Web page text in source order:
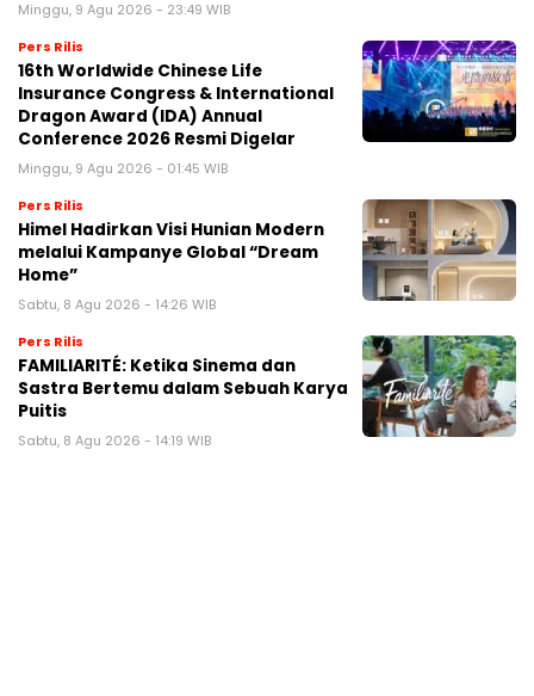
Minggu, 9 Agu 2026 - 23:49 WIB
Pers Rilis
16th Worldwide Chinese Life
Insurance Congress & International
Dragon Award (IDA) Annual
Conference 2026 Resmi Digelar
Minggu, 9 Agu 2026 - 01:45 WIB
Pers Rilis
Himel Hadirkan Visi Hunian Modern
melalui Kampanye Global “Dream
Home”
Sabtu, 8 Agu 2026 - 14:26 WIB
Pers Rilis
FAMILIARITÉ: Ketika Sinema dan
Sastra Bertemu dalam Sebuah Karya
Puitis
Sabtu, 8 Agu 2026 - 14:19 WIB